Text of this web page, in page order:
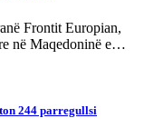
Frontit Europian,
në Maqedoninë e…
244 parregullsi